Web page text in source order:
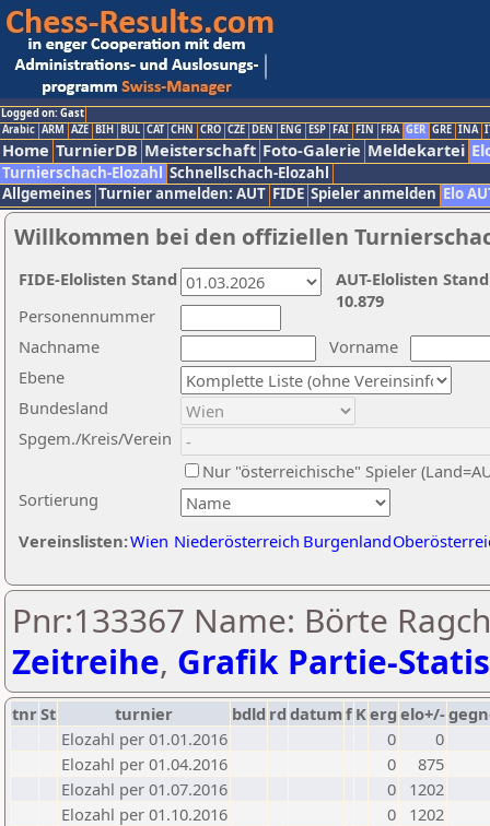
Logged on: Gast
Arabic ARM AZE BIH BUL CAT CHN CRO CZE DEN ENG ESP FAI FIN FRA GER GRE INA
Home TurnierDB Meisterschaft Foto-Galerie Meldekartei
Turnierschach-Elozahl Schnellschach-Elozahl
Allgemeines Turnier anmelden: AUT FIDE Spieler anmelden Elo
Willkommen bei den offiziellen
Nachname
Vorname
Ebene
Sortierung
Personennummer
Bundesland
Spgem./Kreis/Verein
Nur "österreichische" Spieler
Vereinslisten:Wien Niederösterreich Burgenland
AUT-Elolisten
10.879
FIDE-Elolisten Stand
Pnr:133367 Name: Börte
Zeitreihe, Grafik Partie-
tnrSt turnier bdld rd datumf Kerg elo+/-
Elozahl per 01.01.2016
0
0
Elozahl per 01.04.2016
0
875
Elozahl per 01.07.2016
0
1202
Elozahl per 01.10.2016
0
1202